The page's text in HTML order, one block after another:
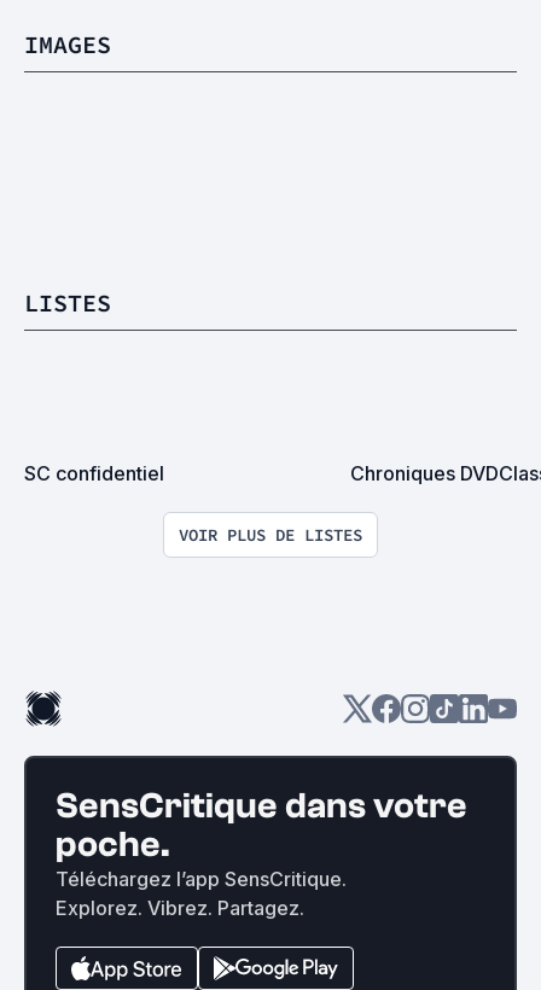
IMAGES
LISTES
SC confidentiel Chroniques
VOIR PLUS DE LISTES
SensCritique dans votre
poche.
Téléchargez l’app SensCritique.
Explorez. Vibrez. Partagez.